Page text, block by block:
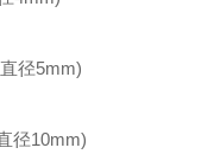
径5mm)
径10mm)